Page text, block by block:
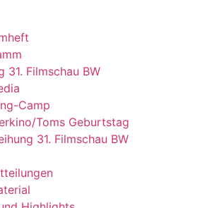
31. Filmschau BW
Camp
Toms Geburtstag
31. Filmschau BW